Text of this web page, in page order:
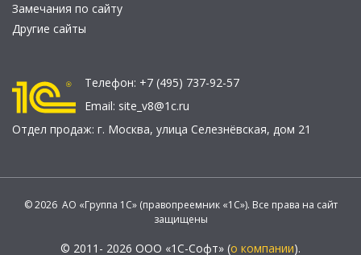
Замечания по сайту
Другие сайты
Телефон: +7 (495) 737-92-57
Email: site_v8@1c.ru
Отдел продаж: г. Москва, улица Селезнёвская, дом 21
© 2026 АО «Группа 1С» (правопреемник «1С»). Все права на сайт
защищены
© 2011- 2026 ООО «1С-Софт» (о компании).